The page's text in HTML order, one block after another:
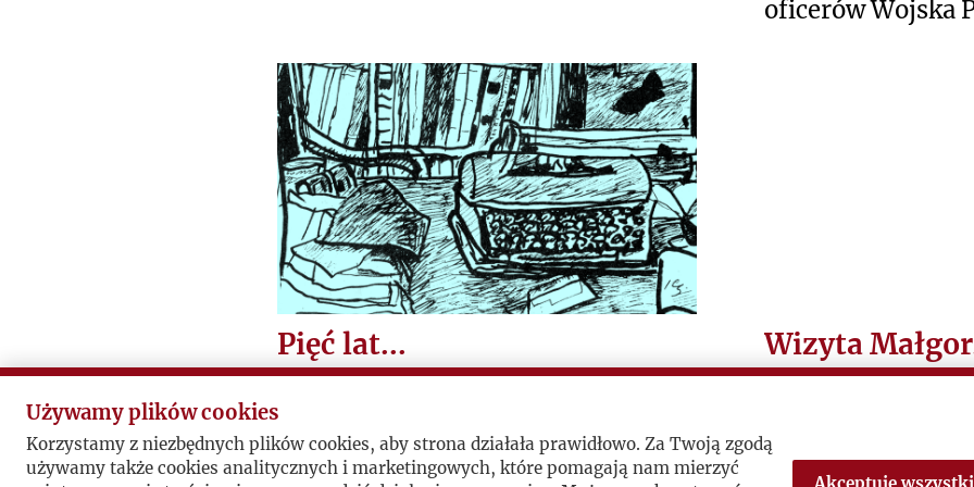
oficerów Wojska
Pięć lat...
21 marca obchodzimy piątą
rocznicę śmierci Henryka
Giedroycia.
Wizyta
Narodowego w
Używamy plików cookies
Korzystamy z niezbędnych plików cookies, aby strona działała prawidłowo. Za Twoją zgodą
używamy także cookies analitycznych i marketingowych, które pomagają nam mierzyć